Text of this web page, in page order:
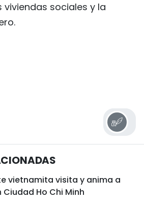
sociales y la
vietnamita visita y anima a
Ho Chi Minh